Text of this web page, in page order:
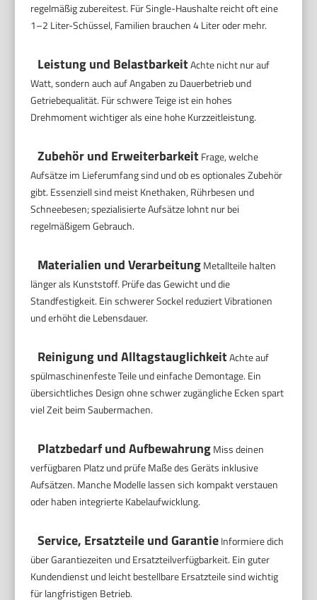
regelmäßig zubereitest. Für Single-Haushalte reicht oft eine
1–2 Liter-Schüssel, Familien brauchen 4 Liter oder mehr.
Leistung und BelastbarkeitAchte nicht nur auf
Watt, sondern auch auf Angaben zu Dauerbetrieb und
Getriebequalität. Für schwere Teige ist ein hohes
Drehmoment wichtiger als eine hohe Kurzzeitleistung.
Zubehör und Erweiterbarkeit Frage, welche
Aufsätze im Lieferumfang sind und ob es optionales Zubehör
gibt. Essenziell sind meist Knethaken, Rührbesen und
Schneebesen; spezialisierte Aufsätze lohnt nur bei
regelmäßigem Gebrauch.
Materialien und VerarbeitungMetallteile halten
länger als Kunststoff. Prüfe das Gewicht und die
Standfestigkeit. Ein schwerer Sockel reduziert Vibrationen
und erhöht die Lebensdauer.
Reinigung und AlltagstauglichkeitAchte auf
spülmaschinenfeste Teile und einfache Demontage. Ein
übersichtliches Design ohne schwer zugängliche Ecken spart
viel Zeit beim Saubermachen.
Platzbedarf und AufbewahrungMiss deinen
verfügbaren Platz und prüfe Maße des Geräts inklusive
Aufsätzen. Manche Modelle lassen sich kompakt verstauen
oder haben integrierte Kabelaufwicklung.
Service, Ersatzteile und GarantieInformiere dich
über Garantiezeiten und Ersatzteilverfügbarkeit. Ein guter
Kundendienst und leicht bestellbare Ersatzteile sind wichtig
für langfristigen Betrieb.